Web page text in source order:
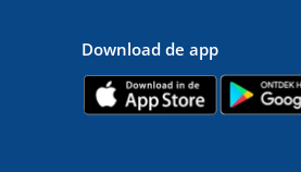
Download de app